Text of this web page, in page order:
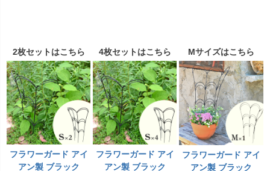
2枚セットはこちら 4枚セットはこちら Mサイズはこちら
フラワーガード アイ
アン製 ブラック
フラワーガード アイ
アン製 ブラック
フラワーガード アイ
アン製 ブラック